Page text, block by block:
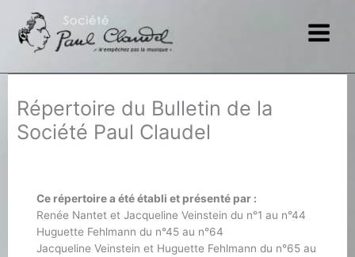
contenu
Répertoire du Bulletin de la
Société Paul Claudel
Ce répertoire a été établi et présenté par :
Renée Nantet et Jacqueline Veinstein du n°1 au n°44
Huguette Fehlmann du n°45 au n°64
Jacqueline Veinstein et Huguette Fehlmann du n°65 au